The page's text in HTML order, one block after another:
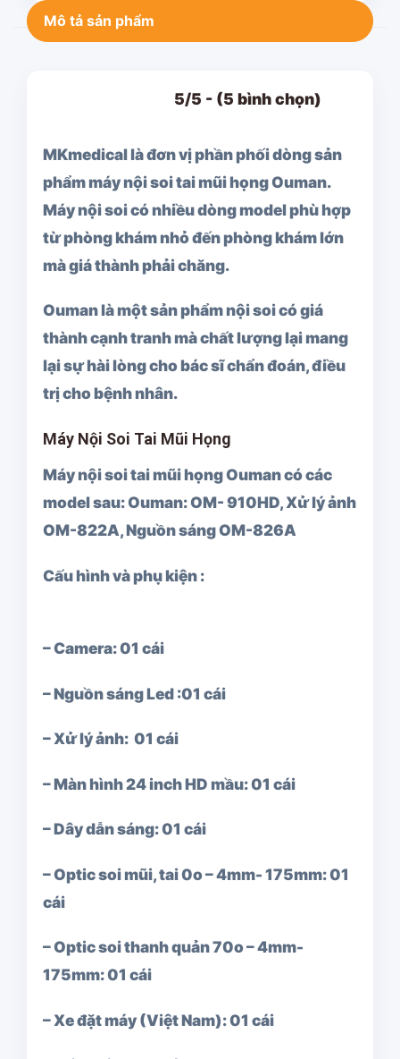
Mô tả sản phẩm
5/5 - (5 bình chọn)
MKmedical là đơn vị phần phối dòng sản
phẩm máy nội soi tai mũi họng Ouman.
Máy nội soi có nhiều dòng model phù hợp
từ phòng khám nhỏ đến phòng khám lớn
mà giá thành phải chăng.
Ouman là một sản phẩm nội soi có giá
thành cạnh tranh mà chất lượng lại mang
lại sự hài lòng cho bác sĩ chẩn đoán, điều
trị cho bệnh nhân.
Máy Nội Soi Tai Mũi Họng
Máy nội soi tai mũi họng Ouman có các
model sau:Ouman: OM- 910HD, Xử lý ảnh
OM-822A, Nguồn sáng OM-826A
Cấu hình và phụ kiện :
– Camera: 01 cái
– Nguồn sáng Led :01 cái
– Xử lý ảnh: 01 cái
– Màn hình 24 inch HD mầu: 01 cái
– Dây dẫn sáng: 01 cái
– Optic soi mũi, tai 0o – 4mm- 175mm: 01
cái
– Optic soi thanh quản 70o – 4mm-
175mm: 01 cái
– Xe đặt máy (Việt Nam): 01 cái